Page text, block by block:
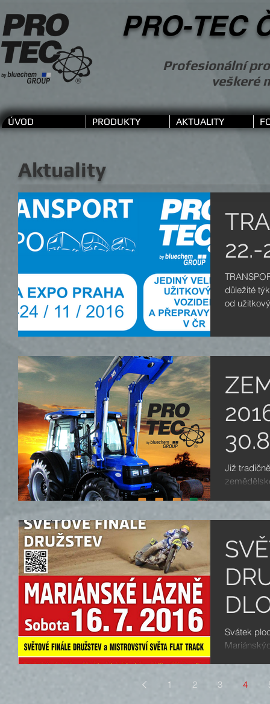
PRO-TEC
Profesionální
veškeré
ÚVOD PRODUKTY AKTUALITY
Aktuality
22.-
důležité
od
Již
Svátek
1 2 3 4